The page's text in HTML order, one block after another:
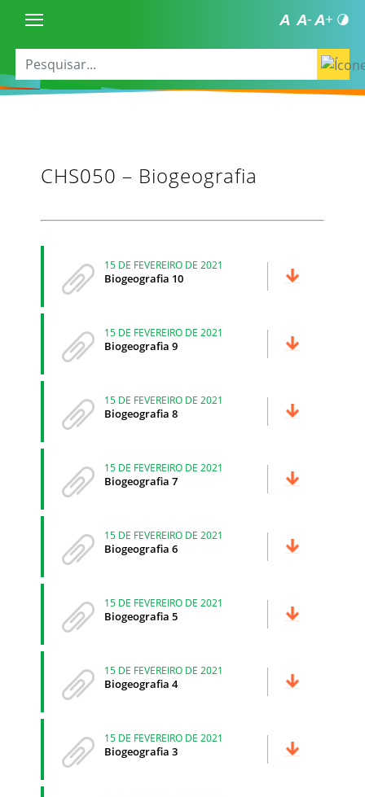
CHS050 – Biogeografia
15 DE FEVEREIRO DE 2021
Biogeografia 10
15 DE FEVEREIRO DE 2021
Biogeografia 9
15 DE FEVEREIRO DE 2021
Biogeografia 8
15 DE FEVEREIRO DE 2021
Biogeografia 7
15 DE FEVEREIRO DE 2021
Biogeografia 6
15 DE FEVEREIRO DE 2021
Biogeografia 5
15 DE FEVEREIRO DE 2021
Biogeografia 4
15 DE FEVEREIRO DE 2021
Biogeografia 3